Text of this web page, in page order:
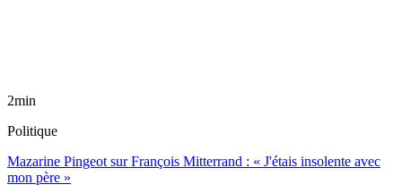
2min
Politique
Mazarine Pingeot sur François Mitterrand : « J'étais insolente avec
mon père »